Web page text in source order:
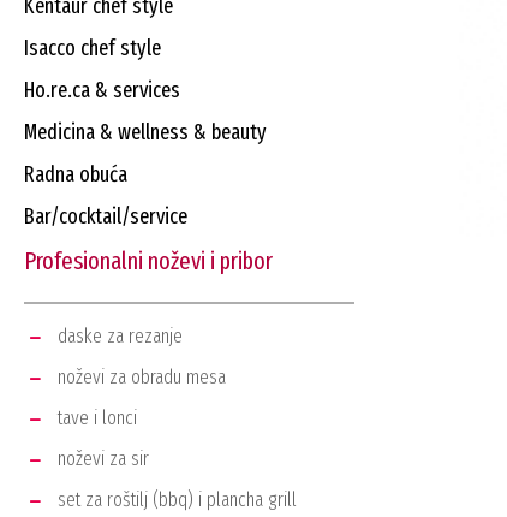
kentaur chef style
isacco chef style
ho.re.ca & services
medicina & wellness & beauty
radna obuća
bar/cocktail/service
profesionalni noževi i pribor
daske za rezanje
noževi za obradu mesa
tave i lonci
noževi za sir
set za roštilj (bbq) i plancha grill